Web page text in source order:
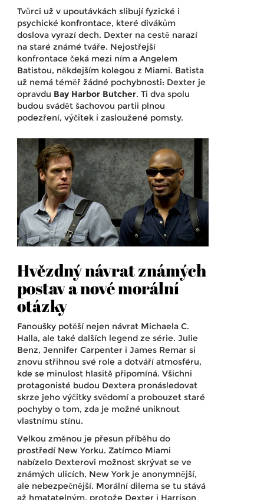
Tvůrci už v upoutávkách slibují fyzické i
psychické konfrontace, které divákům
doslova vyrazí dech. Dexter na cestě narazí
na staré známé tváře. Nejostřejší
konfrontace čeká mezi ním a Angelem
Batistou, někdejším kolegou z Miami. Batista
už nemá téměř žádné pochybnosti: Dexter je
opravdu Bay Harbor Butcher. Ti dva spolu
budou svádět šachovou partii plnou
podezření, výčitek i zasloužené pomsty.
Hvězdný návrat známých
postav a nové morální
otázky
Fanoušky potěší nejen návrat Michaela C.
Halla, ale také dalších legend ze série. Julie
Benz, Jennifer Carpenter i James Remar si
znovu střihnou své role a dotváří atmosféru,
kde se minulost hlasitě připomíná. Všichni
protagonisté budou Dextera pronásledovat
skrze jeho výčitky svědomí a probouzet staré
pochyby o tom, zda je možné uniknout
vlastnímu stínu.
Velkou změnou je přesun příběhu do
prostředí New Yorku. Zatímco Miami
nabízelo Dexterovi možnost skrývat se ve
známých ulicích, New York je anonymnější,
ale nebezpečnější. Morální dilema se tu stává
až hmatatelným, protože Dexter i Harrison